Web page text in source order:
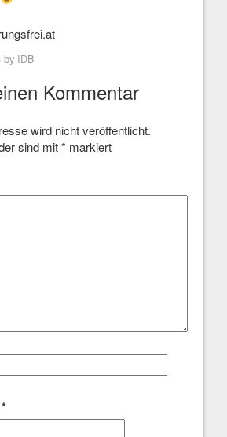
by IDB
Kommentar
wird nicht veröffentlicht.
sind mit* markiert
*